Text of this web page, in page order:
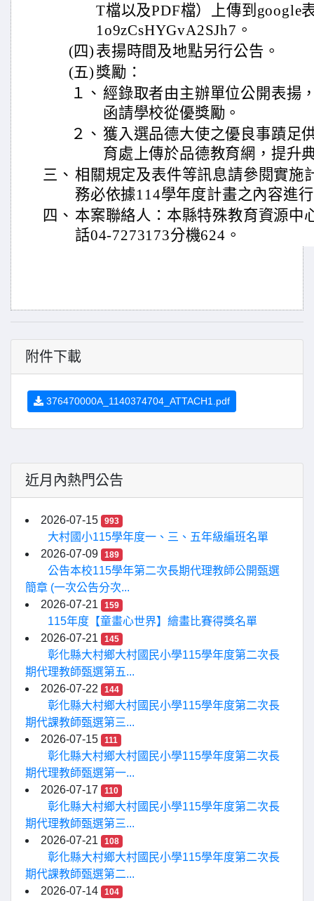
T檔以及PDF檔）上傳到google
1o9zCsHYGvA2SJh7。
(四) 表揚時間及地點另行公告。
(五) 獎勵：
１、 經錄取者由主辦單位公開表揚
函請學校從優獎勵。
２、 獲入選品德大使之優良事蹟足
育處上傳於品德教育網，提升
三、 相關規定及表件等訊息請參閱實施
務必依據114學年度計畫之內容進
四、 本案聯絡人：本縣特殊教育資源中
話04-7273173分機624。
附件下載
376470000A_1140374704_ATTACH1.pdf
近月內熱門公告
2026-07-15 993
大村國小115學年度一、三、五年級編班名單
2026-07-09
189
公告本校115學年第二次長期代理教師公開甄選
簡章 (一次公告分次...
2026-07-21
159
115年度【童畫心世界】繪畫比賽得獎名單
2026-07-21
145
彰化縣大村鄉大村國民小學115學年度第二次長
期代理教師甄選第五...
2026-07-22
144
彰化縣大村鄉大村國民小學115學年度第二次長
期代課教師甄選第三...
2026-07-15
111
彰化縣大村鄉大村國民小學115學年度第二次長
期代理教師甄選第一...
2026-07-17
110
彰化縣大村鄉大村國民小學115學年度第二次長
期代理教師甄選第三...
2026-07-21
108
彰化縣大村鄉大村國民小學115學年度第二次長
期代課教師甄選第二...
2026-07-14
104